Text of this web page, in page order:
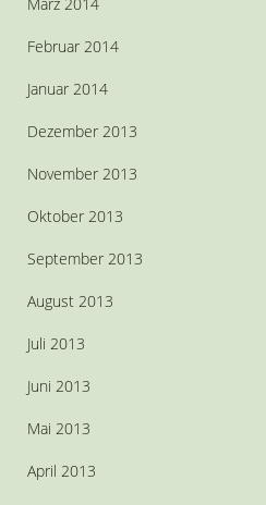
Februar 2014
Januar 2014
Dezember 2013
November 2013
Oktober 2013
September 2013
August 2013
Juli 2013
Juni 2013
Mai 2013
April 2013